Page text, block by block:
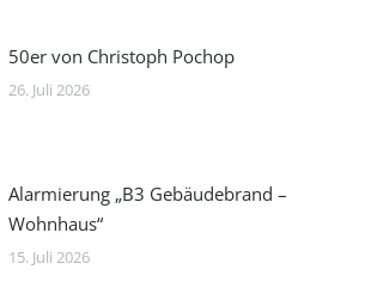
50er von Christoph Pochop
26. Juli 2026
Alarmierung „B3 Gebäudebrand –
Wohnhaus“
15. Juli 2026